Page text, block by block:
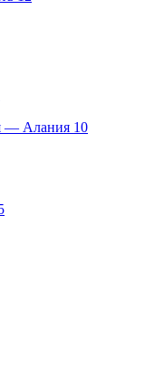
— Алания 10